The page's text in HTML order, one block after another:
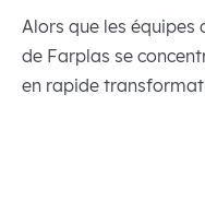
Alors que les équipes
de Farplas se
en rapide